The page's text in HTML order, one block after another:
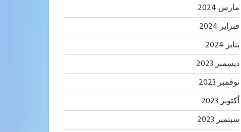
مارس 2024
فبراير 2024
يناير 2024
ديسمبر 2023
نوفمبر 2023
أكتوبر 2023
سبتمبر 2023